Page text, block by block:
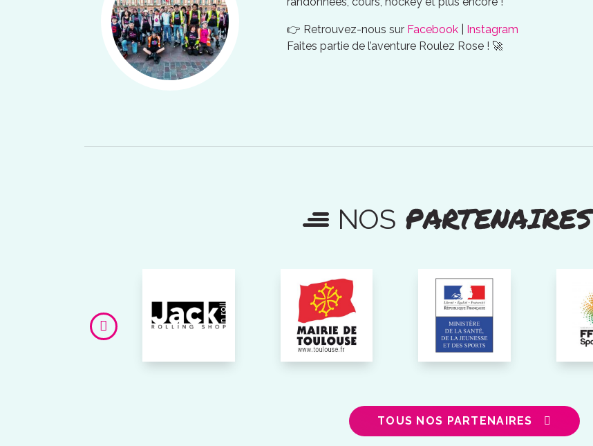
👉 Retrouvez-nous sur Facebook
Instagram
Faites partie de l’aventure Roulez Rose ! 🚀
NOSPARTENAIRES
TOUS NOS PARTENAIRES